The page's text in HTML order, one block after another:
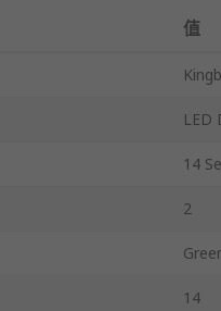
值
LED
14
2
14